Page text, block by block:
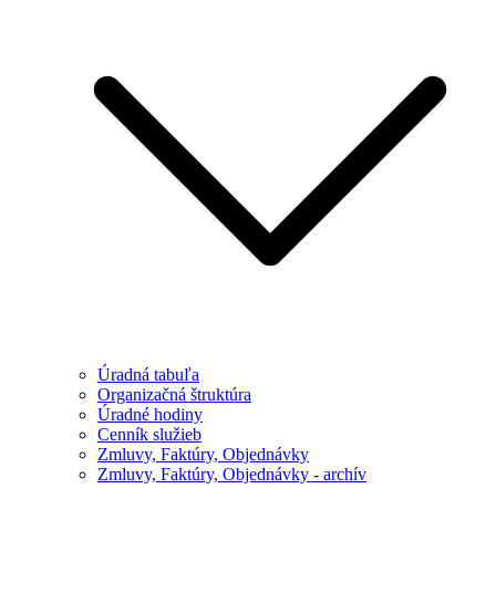
Úradná tabuľa
Organizačná štruktúra
Úradné hodiny
Cenník služieb
Zmluvy, Faktúry, Objednávky
Zmluvy, Faktúry, Objednávky - archív